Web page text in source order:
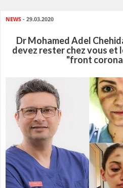
NEWS - 29.03.2020
Dr Mohamed Adel
devez rester chez vous et
"front